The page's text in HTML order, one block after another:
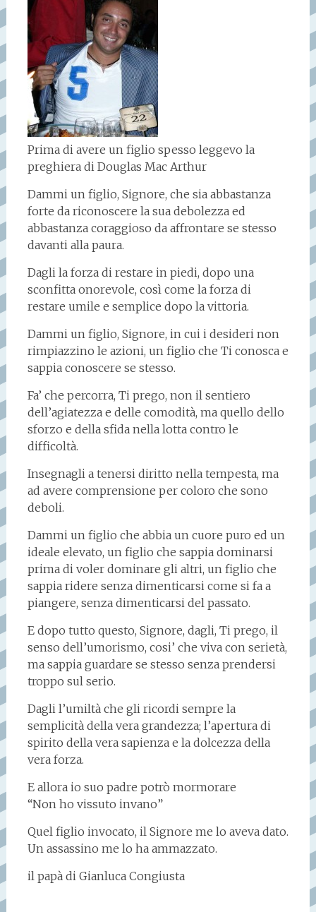
Prima di avere un figlio spesso leggevo la
preghiera di Douglas Mac Arthur
Dammi un figlio, Signore, che sia abbastanza
forte da riconoscere la sua debolezza ed
abbastanza coraggioso da affrontare se stesso
davanti alla paura.
Dagli la forza di restare in piedi, dopo una
sconfitta onorevole, così come la forza di
restare umile e semplice dopo la vittoria.
Dammi un figlio, Signore, in cui i desideri non
rimpiazzino le azioni, un figlio che Ti conosca e
sappia conoscere se stesso.
Fa’ che percorra, Ti prego, non il sentiero
dell’agiatezza e delle comodità, ma quello dello
sforzo e della sfida nella lotta contro le
difficoltà.
Insegnagli a tenersi diritto nella tempesta, ma
ad avere comprensione per coloro che sono
deboli.
Dammi un figlio che abbia un cuore puro ed un
ideale elevato, un figlio che sappia dominarsi
prima di voler dominare gli altri, un figlio che
sappia ridere senza dimenticarsi come si fa a
piangere, senza dimenticarsi del passato.
E dopo tutto questo, Signore, dagli, Ti prego, il
senso dell’umorismo, cosi’ che viva con serietà,
ma sappia guardare se stesso senza prendersi
troppo sul serio.
Dagli l’umiltà che gli ricordi sempre la
semplicità della vera grandezza; l’apertura di
spirito della vera sapienza e la dolcezza della
vera forza.
E allora io suo padre potrò mormorare
“Non ho vissuto invano”
Quel figlio invocato, il Signore me lo aveva dato.
Un assassino me lo ha ammazzato.
il papà di Gianluca Congiusta